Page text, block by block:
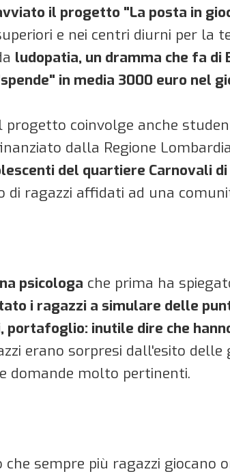
il progetto "La posta in
e nei centri diurni per la
ludopatia, un dramma che fa
in media 3000 euro nel
progetto coinvolge anche
dalla Regione
del quartiere Carnovali
di ragazzi affidati ad una
psicologa che prima ha
i ragazzi a simulare delle
portafoglio: inutile dire che
erano sorpresi dall'esito
domande molto pertinenti.
sempre più ragazzi giocano